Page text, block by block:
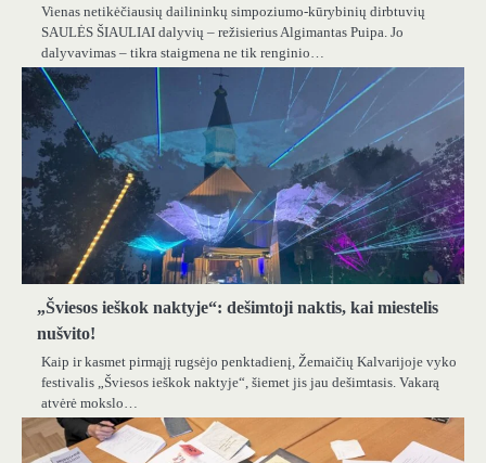
Vienas netikėčiausių dailininkų simpoziumo-kūrybinių dirbtuvių
SAULĖS ŠIAULIAI dalyvių – režisierius Algimantas Puipa. Jo
dalyvavimas – tikra staigmena ne tik renginio…
„Šviesos ieškok naktyje“: dešimtoji naktis, kai miestelis
nušvito!
Kaip ir kasmet pirmąjį rugsėjo penktadienį, Žemaičių Kalvarijoje vyko
festivalis „Šviesos ieškok naktyje“, šiemet jis jau dešimtasis. Vakarą
atvėrė mokslo…